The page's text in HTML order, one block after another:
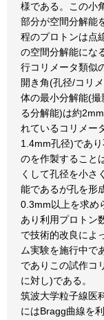
様である。この小
部分が空間分解能
程のプロトンは点
の空間分解能にな
行コリメータ類似
開き角(孔径/コリ
体の最小分解能(
る分解能)は約
れているコリメー
1.4mm孔径)であ
のを作製すること
くして孔径を小さ
能であるが孔を形
0.3mm以上を求め
あり利用プロトン
で技術的改良によ
ム実験を施行中で
でありこの試作コ
に対し)である。
筑波大学粒子線医
にはBragg曲線を